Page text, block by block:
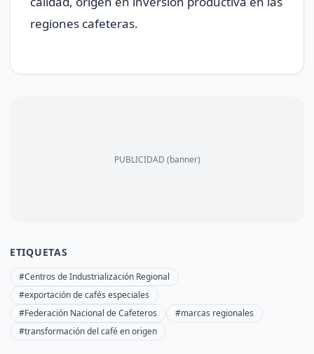
regiones cafeteras.
PUBLICIDAD (banner)
ETIQUETAS
#Centros de Industrialización Regional
#exportación de cafés especiales
#Federación Nacional de Cafeteros
#marcas regionales
#transformación del café en origen